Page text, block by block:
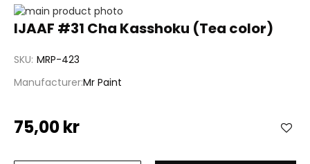
IJAAF #31 Cha Kasshoku (Tea color)
SKU MRP-423
ManufacturerMr Paint
75,00 kr
Hoppa
till
bildgalleriet
Hoppa
av
bildgalleriet